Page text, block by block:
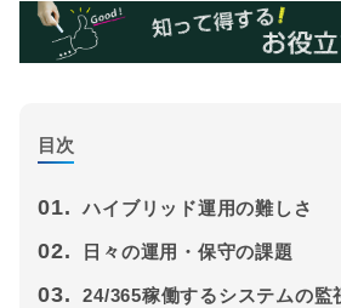
目次
01. ハイブリッド運用の難しさ
02. 日々の運用・保守の課題
03. 24/365稼働するシステムの監